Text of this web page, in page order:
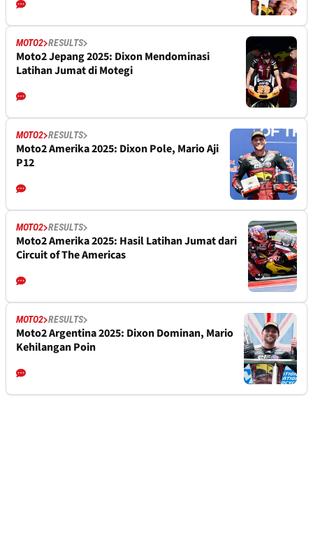
MOTO2 RESULTS
Moto2 Jepang 2025: Dixon Mendominasi
Latihan Jumat di Motegi
MOTO2 RESULTS
Moto2 Amerika 2025: Dixon Pole, Mario Aji
P12
MOTO2 RESULTS
Moto2 Amerika 2025: Hasil Latihan Jumat dari
Circuit of The Americas
MOTO2 RESULTS
Moto2 Argentina 2025: Dixon Dominan, Mario
Kehilangan Poin